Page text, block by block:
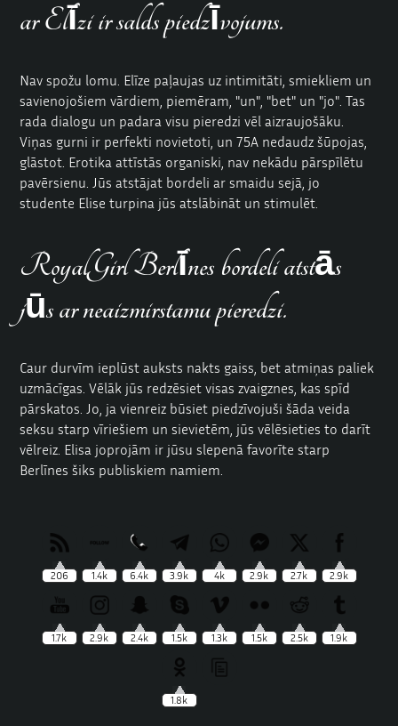
206 1.4k 6.4k 3.9k 4k 2.9k 2.7k 2.9k
1.7k 2.9k 2.4k 1.5k 1.3k 1.5k 2.5k 1.9k
1.8k
ar Elīzi ir salds piedzīvojums.
Nav spožu lomu. Elīze paļaujas uz intimitāti, smiekliem un
savienojošiem vārdiem, piemēram, "un", "bet" un "jo". Tas
rada dialogu un padara visu pieredzi vēl aizraujošāku.
Viņas gurni ir perfekti novietoti, un 75A nedaudz šūpojas,
glāstot. Erotika attīstās organiski, nav nekādu pārspīlētu
pavērsienu. Jūs atstājat bordeli ar smaidu sejā, jo
studente Elise turpina jūs atslābināt un stimulēt.
RoyalGirl Berlīnes bordeli atstās
jūs ar neaizmirstamu pieredzi.
Caur durvīm ieplūst auksts nakts gaiss, bet atmiņas paliek
uzmācīgas. Vēlāk jūs redzēsiet visas zvaigznes, kas spīd
pārskatos Jo, ja vienreiz būsiet piedzīvojuši šāda veida
seksu starp vīriešiem un sievietēm , jūs vēlēsieties to darīt
vēlreiz. Elisa joprojām ir jūsu slepenā favorīte starp
Berlīnes šiks publiskiem namiem.